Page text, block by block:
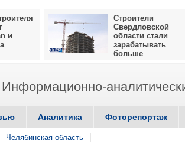
и
Строители
Свердловской
области стали
зарабатывать
больше
Информационно-
Аналитика Фоторепортаж
Челябинская область